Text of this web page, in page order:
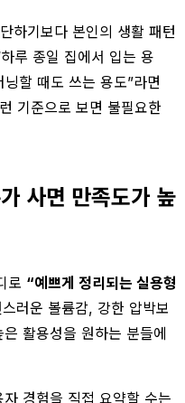
하기보다 본인의 생활 패턴
루 종일 집에서 입는 용
할 때도 쓰는 용도”라면
기준으로 보면 불필요한
사면 만족도가 높
로 “예쁘게 정리되는 실용형
러운 볼륨감, 강한 압박보
활용성을 원하는 분들에
경험을 직접 요약할 수는